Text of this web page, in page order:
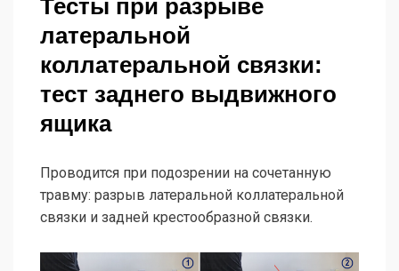
Тесты при разрыве
латеральной
коллатеральной связки:
тест заднего выдвижного
ящика
Проводится при подозрении на сочетанную
травму: разрыв латеральной коллатеральной
связки и задней крестообразной связки.